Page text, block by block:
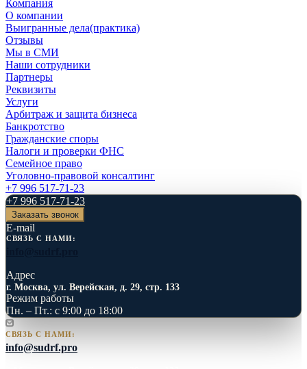
Компания
О компании
Выигранные дела(практика)
Отзывы
Мы в СМИ
Наши сотрудники
Партнеры
Реквизиты
Услуги
Арбитраж и защита бизнеса
Банкротство
Гражданские споры
Налоги и проверки ФНС
Семейное право
Уголовно-правовой консалтинг
+7 996 517-71-23
+7 996 517-71-23
Заказать звонок
E-mail
СВЯЗЬ С НАМИ:
Адрес
г. Москва, ул. Верейская, д. 29, стр. 133
Режим работы
Пн. – Пт.: с 9:00 до 18:00
СВЯЗЬ С НАМИ:
info@sudrf.pro